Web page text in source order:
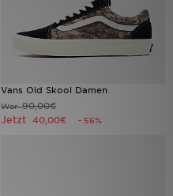
Vans Old Skool Damen
War90,00€
Jetzt 40,00€ - 56%